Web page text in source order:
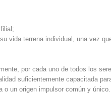
vida terrena individual, una vez
por cada uno de todos los
suficientemente capacitada
o un origen impulsor común y único.